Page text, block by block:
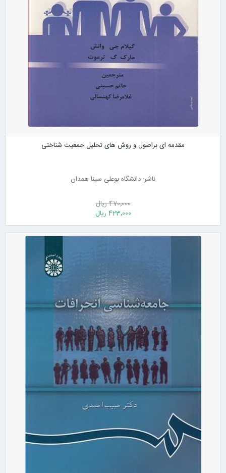
مقدمه ای براصول و روش های تحلیل جمعیت شناختی
ناشر: دانشگاه بوعلی سینا همدان
470٬000 ریال
423٬000 ریال